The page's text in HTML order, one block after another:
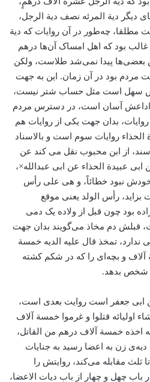
دیگر دیة المرئه نصف دیة الرجل،
مطلقا، چه‌طور در آن روایات که دیة
بود که اهل امساک آن‌ها درهم
بعضی‌ها پیدا نمی‌شد طلاست، ولکن
مردم بود در آن زمان. این به جهت
سهل است مثل حساب شتر نیست،
آسان است، در دسترس مردم
بدان جهت یکی از روایات هم
روایات سوم است و بالاسناد
از ابن محبوب نقل می کند عن
عبیدة الحذاء عن ابی عبدالله×،
نبود خطائاً، و هی علی رأس
بزاید، رأس الولد یعنی موقع
بود چون قبل از ولاده یک دمی
قبلش دم مخاذ می‌گویند بدان جهت
ندارد، تمخذ قال علیه الدیه خمسة
و بچه‌ای را که در شکم کشته
شخص بدهد.
جعفر است روایت بعدی است،
اولیائه قتلوا و غرموا خمسة آلاف
اخذه خمسة آلاف درهم من القاتل،
زن به اعضا رسید به جنایات
مقابله می‌کند، روایتش را
باب چهل و چهار از باب دیات الاعضا،